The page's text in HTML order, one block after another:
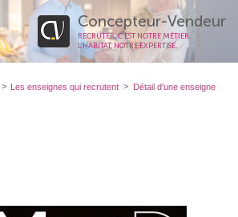
Concepteur-Vendeur
RECRUTER, C’EST NOTRE MÉTIER.
L’HABITAT, NOTRE EXPERTISE.
Les enseignes qui recrutent Détail d'une enseigne